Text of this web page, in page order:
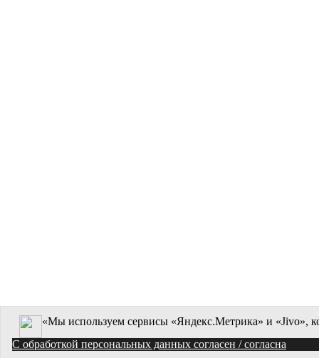
«Мы используем сервисы «Яндекс.Метрика» и «Jivo»,
C обработкой персональных данных согласен / согласна